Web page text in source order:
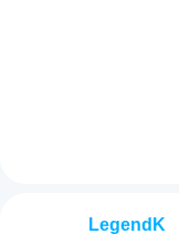
LegendK